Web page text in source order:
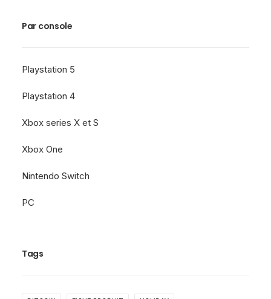
Par console
Playstation 5
Playstation 4
Xbox series X et S
Xbox One
Nintendo Switch
PC
Tags